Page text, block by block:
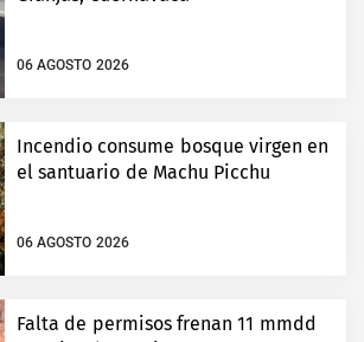
06 AGOSTO 2026
Incendio consume bosque virgen en
el santuario de Machu Picchu
06 AGOSTO 2026
Falta de permisos frenan 11 mmdd